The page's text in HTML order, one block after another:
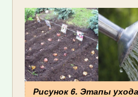
Рисунок 6. Этапы